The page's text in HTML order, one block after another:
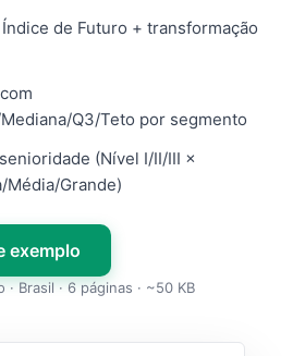
de Futuro + transformação
Q3/Teto por segmento
(Nível I/II/III ×
Média/Grande)
exemplo
Brasil · 6 páginas · ~50 KB